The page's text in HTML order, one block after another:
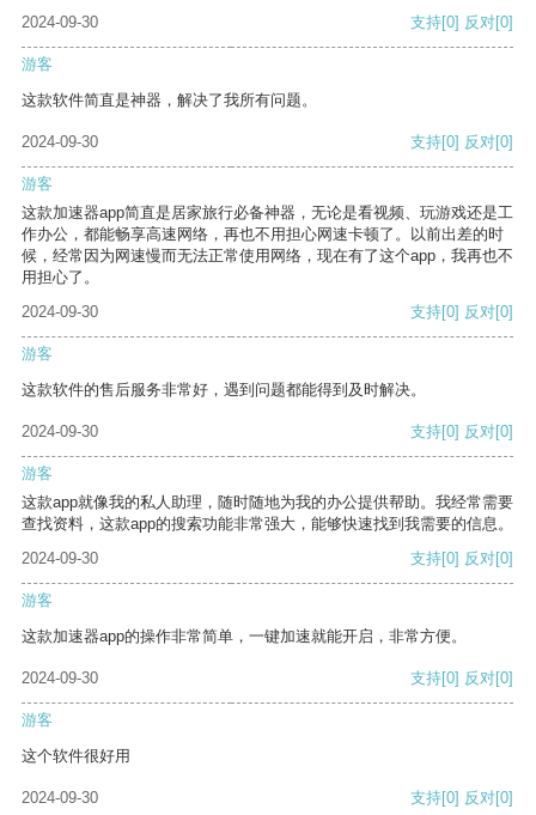
2024-09-30
支持[0] 反对[0]
游客
这款软件简直是神器，解决了我所有问题。
2024-09-30 支持[0] 反对[0]
游客
这款加速器app简直是居家旅行必备神器，无论是看视频、玩游戏还是工
作办公，都能畅享高速网络，再也不用担心网速卡顿了。以前出差的时
候，经常因为网速慢而无法正常使用网络，现在有了这个app，我再也不
用担心了。
2024-09-30
支持[0] 反对[0]
游客
这款软件的售后服务非常好，遇到问题都能得到及时解决。
2024-09-30 支持[0] 反对[0]
游客
这款app就像我的私人助理，随时随地为我的办公提供帮助。我经常需要
查找资料，这款app的搜索功能非常强大，能够快速找到我需要的信息。
2024-09-30
支持[0] 反对[0]
游客
这款加速器app的操作非常简单，一键加速就能开启，非常方便。
2024-09-30 支持[0] 反对[0]
游客
这个软件很好用
2024-09-30 支持[0] 反对[0]